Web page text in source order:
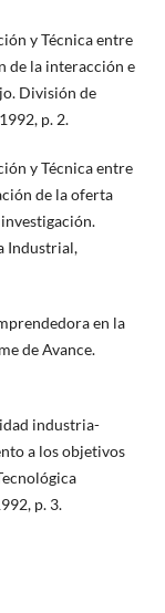
y Técnica entre
de la interacción e
División de
p. 2.
y Técnica entre
de la oferta
Industrial,
en la
de Avance.
industria-
a los objetivos
p. 3.